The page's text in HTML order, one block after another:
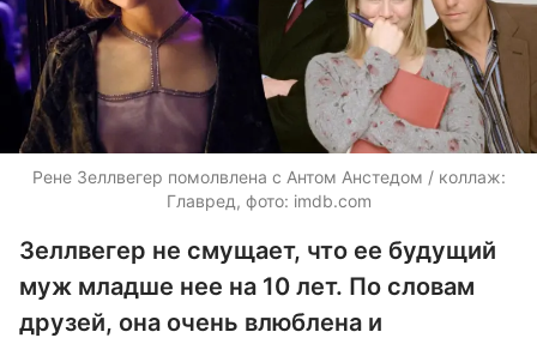
Рене Зеллвегер помолвлена с Антом Анстедом / коллаж:
Главред, фото: imdb.com
Зеллвегер не смущает, что ее будущий
муж младше нее на 10 лет. По словам
друзей, она очень влюблена и